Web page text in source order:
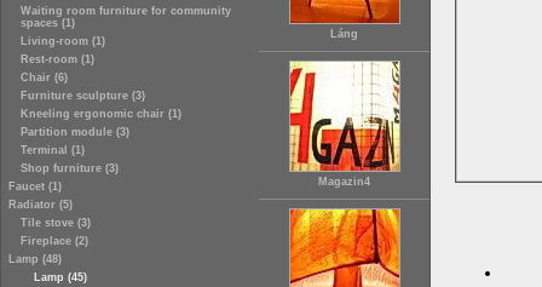
Waiting room furniture for community
spaces (1)
Living-room (1)
Rest-room (1)
Chair (6)
Furniture sculpture (3)
Kneeling ergonomic chair (1)
Partition module (3)
Terminal (1)
Shop furniture (3)
Faucet (1)
Radiator (5)
Tile stove (3)
Fireplace (2)
Lamp (48)
Lamp (45)
Láng
Magazin4